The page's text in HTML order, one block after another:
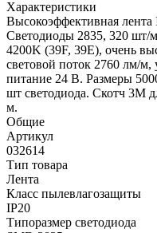
Характеристики
Высокоэффективная
Светодиоды 2835, 320 шт/
4200K (39F, 39E), очень
световой поток 2760 лм/
питание 24 В. Размеры
шт светодиода. Скотч 3М
м.
Общие
Артикул
032614
Тип товара
Лента
Класс пылевлагозащиты
IP20
Типоразмер светодиода